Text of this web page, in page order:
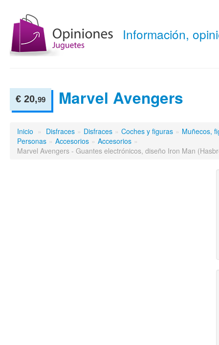
Información,
€ 20,99 Marvel Avengers
Inicio » Disfraces » Disfraces » Coches y figuras » Muñecos,
Personas » Accesorios » Accesorios »
Marvel Avengers - Guantes electrónicos, diseño Iron Man